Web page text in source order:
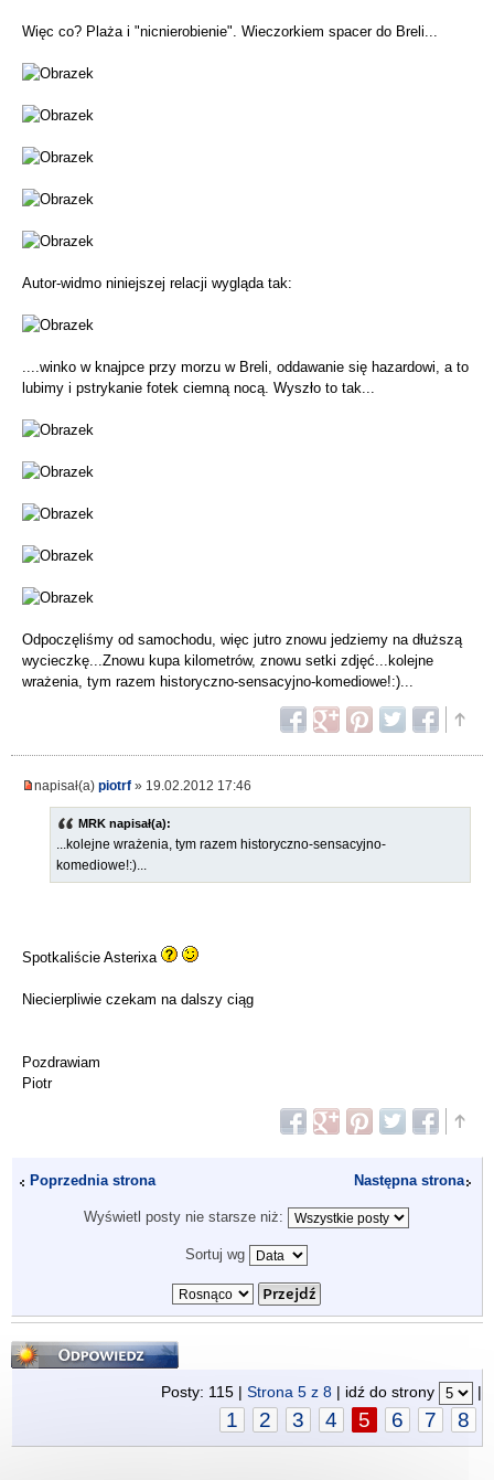
Więc co? Plaża i "nicnierobienie". Wieczorkiem spacer do Breli...
Autor-widmo niniejszej relacji wygląda tak:
....winko w knajpce przy morzu w Breli, oddawanie się hazardowi, a to
lubimy i pstrykanie fotek ciemną nocą. Wyszło to tak...
Odpoczęliśmy od samochodu, więc jutro znowu jedziemy na dłuższą
wycieczkę...Znowu kupa kilometrów, znowu setki zdjęć...kolejne
wrażenia, tym razem historyczno-sensacyjno-komediowe!:)...
napisał(a) piotrf » 19.02.2012 17:46
MRK napisał(a):
...kolejne wrażenia, tym razem historyczno-sensacyjno-
komediowe!:)...
Spotkaliście Asterixa
Niecierpliwie czekam na dalszy ciąg
Pozdrawiam
Piotr
Poprzednia strona Następna strona
Wyświetl posty nie starsze niż:
Sortuj wg
Odpowiedz
Posty: 115 | Strona 5 z 8 | idź do strony |
1 2 3 4 5 6 7 8